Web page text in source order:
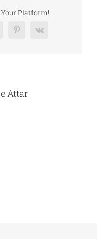
Platform!
Pinterest
Vk
Attar